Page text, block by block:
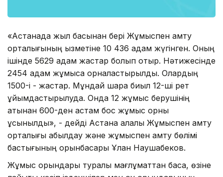
«Астанада жыл басынан бері Жұмыспен қамту
орталығының қызметіне 10 436 адам жүгінген. Оның
ішінде 5629 адам жастар болып отыр. Нәтижесінде
2454 адам жұмысқа орналастырылды. Олардың
1500-і - жастар. Мұндай шара биыл 12-ші рет
ұйымдастырылуда. Онда 12 жұмыс берушінің
атынан 600-ден астам бос жұмыс орны
ұсынылды», - дейді Астана қалалық Жұмыспен қамту
орталығы қабылдау және жұмыспен қамту бөлімі
бастығының орынбасары Ұлан Наушабеков.
Жұмыс орындары туралы мағлұматтан басқа, өзіне